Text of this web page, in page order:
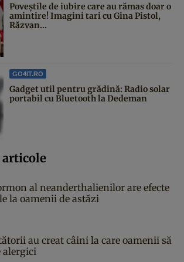
Poveştile de iubire care au rămas doar o
amintire! Imagini tari cu Gina Pistol,
Răzvan...
GO4IT.RO
Gadget util pentru grădină: Radio solar
portabil cu Bluetooth la Dedeman
articole
al neanderthalienilor are efecte
la oamenii de astăzi
au creat câini la care oamenii să
alergici